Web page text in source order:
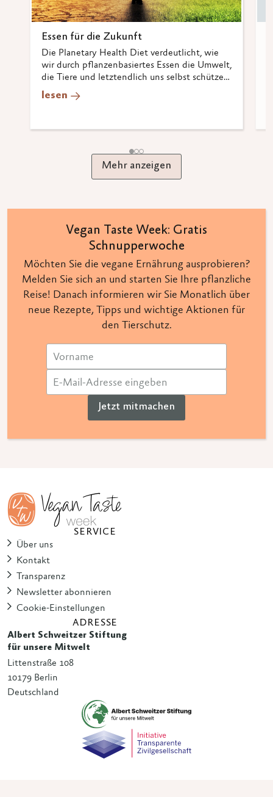
Essen für die Zukunft
Die Planetary Health Diet verdeutlicht, wie
wir durch pflanzenbasiertes Essen die Umwelt,
die Tiere und letztendlich uns selbst schützen
können.
lesen
Mehr anzeigen
Vegan Taste Week: Gratis
Schnupperwoche
Möchten Sie die vegane Ernährung ausprobieren?
Melden Sie sich an und starten Sie Ihre pflanzliche
Reise! Danach informieren wir Sie Monatlich über
neue Rezepte, Tipps und wichtige Aktionen für
den Tierschutz.
Jetzt mitmachen
SERVICE
Über uns
Kontakt
Transparenz
Newsletter abonnieren
Cookie-Einstellungen
ADRESSE
Albert Schweitzer Stiftung
für unsere Mitwelt
Littenstraße 108
10179 Berlin
Deutschland